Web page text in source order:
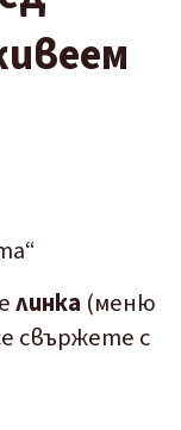
линка (меню
свържете с